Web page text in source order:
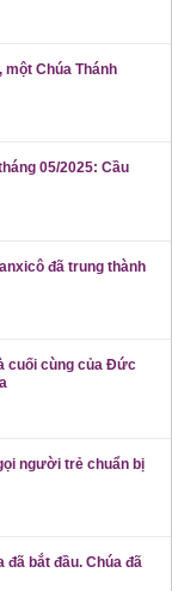
Chúa Thánh
05/2025: Cầu
đã trung thành
cuối cùng của Đức
người trẻ chuẩn bị
bắt đầu. Chúa đã